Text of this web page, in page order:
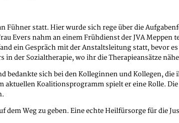
statt. Hier wurde sich rege über die
Evers nahm an einem Frühdienst der JVA
ein Gespräch mit der Anstaltsleitung statt, bevor
der Sozialtherapie, wo ihr die Therapieansätze
bedankte sich bei den Kolleginnen und Kollegen,
Koalitionsprogramm spielt er eine Rolle.
dem Weg zu geben. Eine echte Heilfürsorge für die